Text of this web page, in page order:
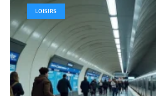
LOISIRS